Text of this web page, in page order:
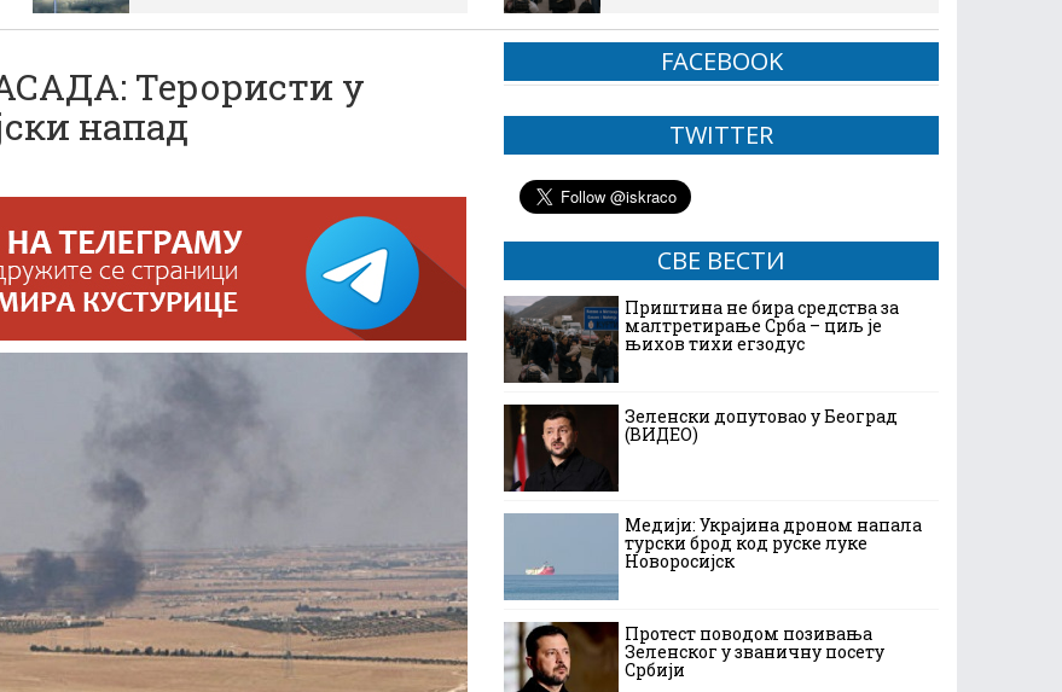
Терористи у
напад
FACEBOOK
TWITTER
СВЕ ВЕСТИ
Приштина не бира средства за
малтретирање Срба – циљ је
њихов тихи егзодус
Зеленски допутовао у Београд
(ВИДЕО)
Медији: Украјина дроном напала
турски брод код руске луке
Новоросијск
Протест поводом позивања
Зеленског у званичну посету
Србији